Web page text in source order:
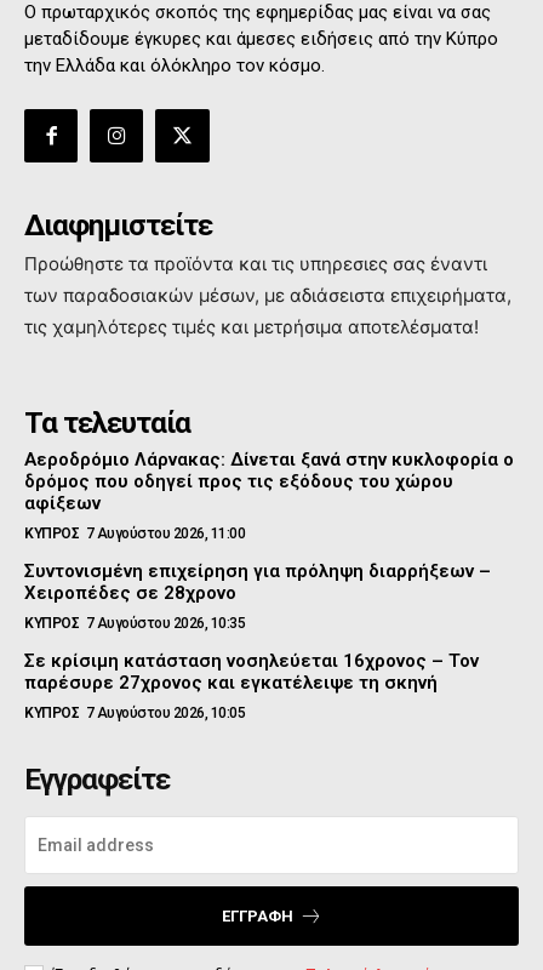
Ο πρωταρχικός σκοπός της εφημερίδας μας είναι να σας
μεταδίδουμε έγκυρες και άμεσες ειδήσεις από την Κύπρο
την Ελλάδα και όλόκληρο τον κόσμο.
Διαφημιστείτε
Προώθηστε τα προϊόντα και τις υπηρεσιες σας έναντι
των παραδοσιακών μέσων, με αδιάσειστα επιχειρήματα,
τις χαμηλότερες τιμές και μετρήσιμα αποτελέσματα!
Τα τελευταία
Αεροδρόμιο Λάρνακας: Δίνεται ξανά στην κυκλοφορία ο
δρόμος που οδηγεί προς τις εξόδους του χώρου
αφίξεων
ΚΥΠΡΟΣ 7 Αυγούστου 2026, 11:00
Συντονισμένη επιχείρηση για πρόληψη διαρρήξεων –
Χειροπέδες σε 28χρονο
ΚΥΠΡΟΣ 7 Αυγούστου 2026, 10:35
Σε κρίσιμη κατάσταση νοσηλεύεται 16χρονος – Τον
παρέσυρε 27χρονος και εγκατέλειψε τη σκηνή
ΚΥΠΡΟΣ 7 Αυγούστου 2026, 10:05
Εγγραφείτε
ΕΓΓΡΑΦΉ